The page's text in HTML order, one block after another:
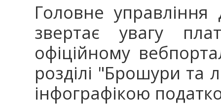
Головне управління
звертає увагу
офіційному
розділі "Брошури та
інфографікою